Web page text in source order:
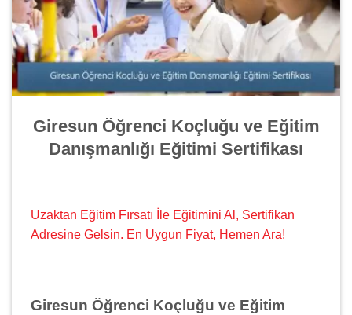
Giresun Öğrenci Koçluğu ve Eğitim
Danışmanlığı Eğitimi Sertifikası
Uzaktan Eğitim Fırsatı İle Eğitimini Al, Sertifikan
Adresine Gelsin. En Uygun Fiyat, Hemen Ara!
Giresun Öğrenci Koçluğu ve Eğitim